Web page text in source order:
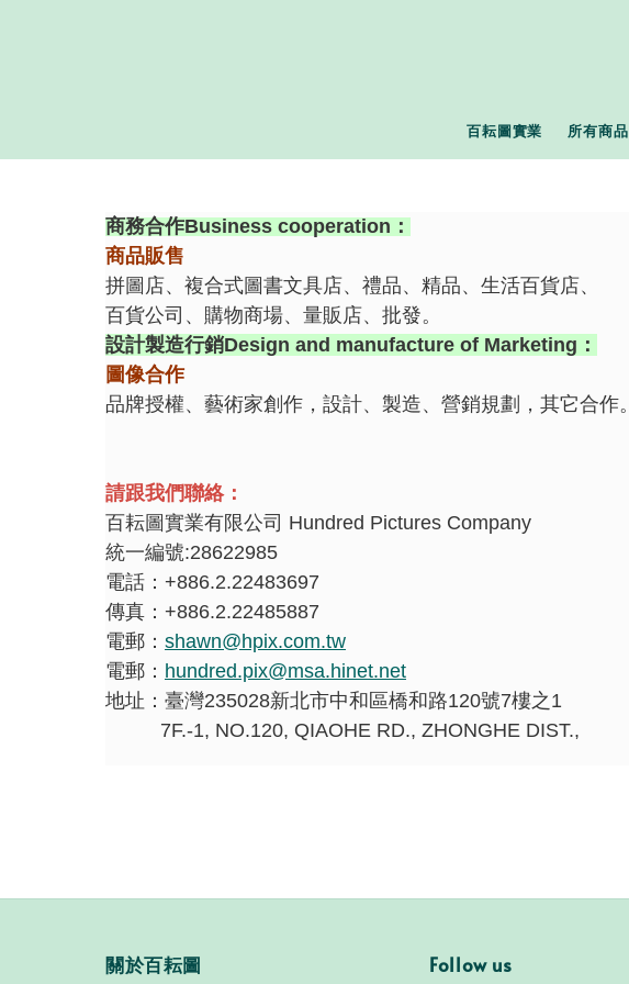
百耘圖實業 所有商品
商務合作Business cooperation ：
商品販售
拼圖店、複合式圖書文具店、禮品、精品、生活百貨店、
百貨公司、購物商場、量販店、批發。
設計製造行銷Design and manufacture of Marketing ：
圖像合作
品牌授權、藝術家創作，設計、製造、營銷規劃，其它合作。
請跟我們聯絡：
百耘圖實業有限公司 Hundred Pictures Company
統一編號:28622985
電話： +886.2.22483697
傳真： +886.2.22485887
電郵： shawn@hpix.com.tw
電郵： hundred.pix@msa.hinet.net
地址：臺灣235028新北市中和區橋和路120號7樓之 1
7F.-1, NO.120, QIAOHE RD., ZHONGHE DIST.,
關於百耘圖 Follow us